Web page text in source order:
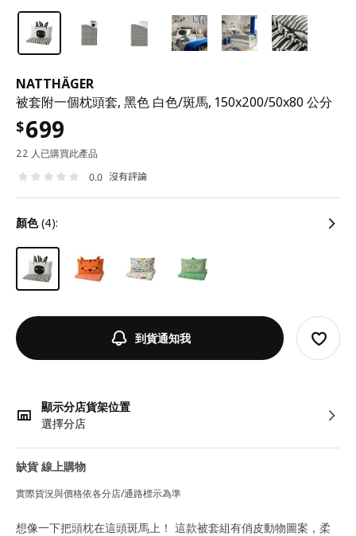
NATTHÄGER
被套附一個枕頭套, 黑色 白色/斑馬, 150x200/50x80 公分
$699
22 人已購買此產品
0.0 沒有評論
顏色(4):
到貨通知我
顯示分店貨架位置
選擇分店
缺貨 線上購物
實際貨況與價格依各分店/通路標示為準
想像一下把頭枕在這頭斑馬上！ 這款被套組有俏皮動物圖案，柔